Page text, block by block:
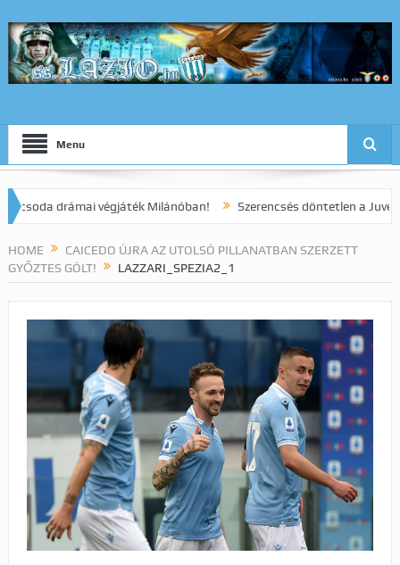
Menu
drámai végjáték Milánóban! Szerencsés döntetlen a Juve elleni
HOME
CAICEDO ÚJRA AZ UTOLSÓ PILLANATBAN SZERZETT
GYŐZTES GÓLT!
LAZZARI_SPEZIA2_1